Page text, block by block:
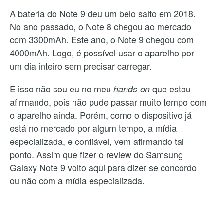
A bateria do Note 9 deu um belo salto em 2018.
No ano passado, o Note 8 chegou ao mercado
com 3300mAh. Este ano, o Note 9 chegou com
4000mAh. Logo, é possível usar o aparelho por
um dia inteiro sem precisar carregar.
E isso não sou eu no meu hands-on que estou
afirmando, pois não pude passar muito tempo com
o aparelho ainda. Porém, como o dispositivo já
está no mercado por algum tempo, a mídia
especializada, e confiável, vem afirmando tal
ponto. Assim que fizer o review do Samsung
Galaxy Note 9 volto aqui para dizer se concordo
ou não com a mídia especializada.